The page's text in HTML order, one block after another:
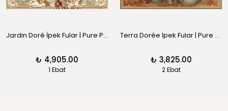
Jardin Doré İpek Fular | Pure Paris
₺ 4,905.00
1 Ebat
Terra Dorée İpek Fular | Pure Paris
₺ 3,825.00
2 Ebat